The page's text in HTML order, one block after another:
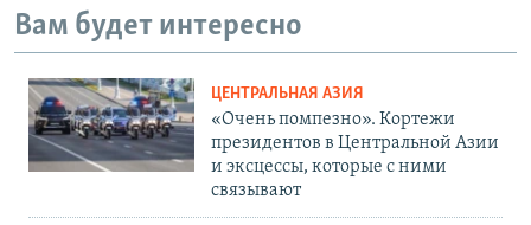
Вам будет интересно
ЦЕНТРАЛЬНАЯ АЗИЯ
«Очень помпезно». Кортежи
президентов в Центральной Азии
и эксцессы, которые с ними
связывают